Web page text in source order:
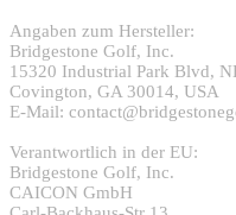
Angaben zum Hersteller:
Bridgestone Golf, Inc.
15320 Industrial Park Blvd,
Covington, GA 30014, USA
E-Mail:
Verantwortlich in der EU:
Bridgestone Golf, Inc.
CAICON GmbH